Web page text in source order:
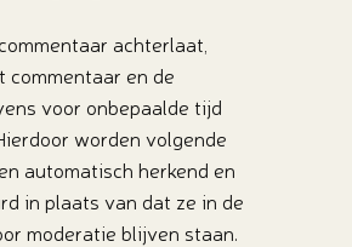
achterlaat,
commentaar en de
voor onbepaalde tijd
worden volgende
automatisch herkend en
in plaats van dat ze in de
moderatie blijven staan.